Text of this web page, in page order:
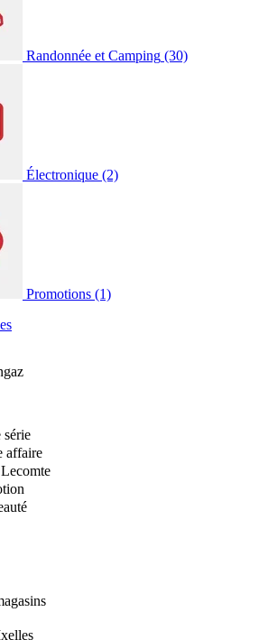
Randonnée et Camping (30)
Électronique (2)
Promotions (1)
série
affaire